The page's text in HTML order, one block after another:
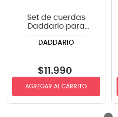
Set de cuerdas
Daddario para
EXL110 .010-.046
DADDARIO
$11 .990
AGREGAR AL CARRITO